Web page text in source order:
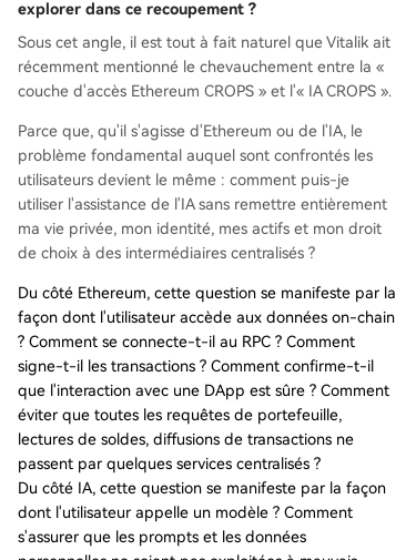
explorer dans ce recoupement ?
Sous cet angle, il est tout à fait naturel que Vitalik ait
récemment mentionné le chevauchement entre la «
couche d'accès Ethereum CROPS » et l'« IA CROPS ».
Parce que, qu'il s'agisse d'Ethereum ou de l'IA, le
problème fondamental auquel sont confrontés les
utilisateurs devient le même : comment puis-je
utiliser l'assistance de l'IA sans remettre entièrement
ma vie privée, mon identité, mes actifs et mon droit
de choix à des intermédiaires centralisés ?
Du côté Ethereum, cette question se manifeste par la
façon dont l'utilisateur accède aux données on-chain
? Comment se connecte-t-il au RPC ? Comment
signe-t-il les transactions ? Comment confirme-t-il
que l'interaction avec une DApp est sûre ? Comment
éviter que toutes les requêtes de portefeuille,
lectures de soldes, diffusions de transactions ne
passent par quelques services centralisés ?
Du côté IA, cette question se manifeste par la façon
dont l'utilisateur appelle un modèle ? Comment
s'assurer que les prompts et les données